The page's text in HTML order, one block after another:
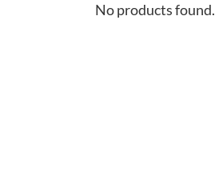
No products found.